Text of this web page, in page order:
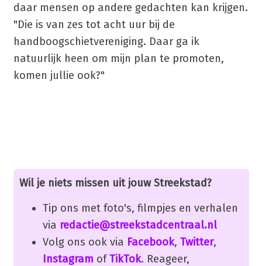
daar mensen op andere gedachten kan krijgen.
"Die is van zes tot acht uur bij de
handboogschietvereniging. Daar ga ik
natuurlijk heen om mijn plan te promoten,
komen jullie ook?"
Wil je niets missen uit jouw Streekstad?
Tip ons met foto's, filmpjes en verhalen
via redactie@streekstadcentraal.nl
Volg ons ook via Facebook, Twitter,
Instagram ofTikTok. Reageer,